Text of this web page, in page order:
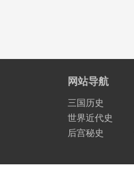
网站导航
三国历史
世界近代史
后宫秘史